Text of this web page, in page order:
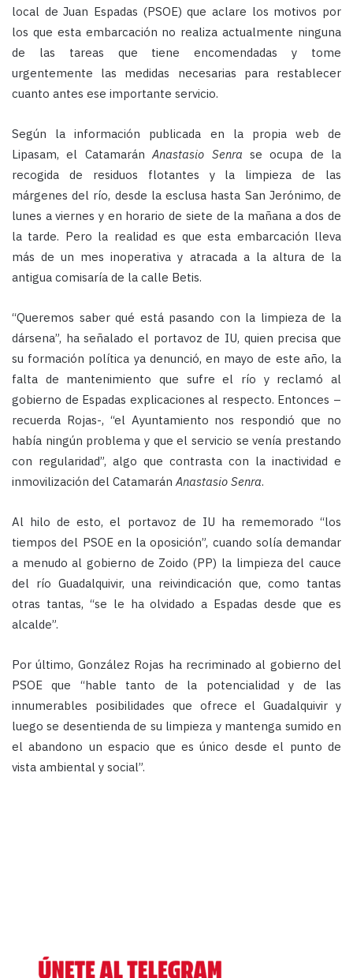
local de Juan Espadas (PSOE) que aclare los motivos por
los que esta embarcación no realiza actualmente ninguna
de las tareas que tiene encomendadas y tome
urgentemente las medidas necesarias para restablecer
cuanto antes ese importante servicio.
Según la información publicada en la propia web de
Lipasam, el CatamaránAnastasio Senra se ocupa de la
recogida de residuos flotantes y la limpieza de las
márgenes del río, desde la esclusa hasta San Jerónimo, de
lunes a viernes y en horario de siete de la mañana a dos de
la tarde. Pero la realidad es que esta embarcación lleva
más de un mes inoperativa y atracada a la altura de la
antigua comisaría de la calle Betis.
“Queremos saber qué está pasando con la limpieza de la
dársena”, ha señalado el portavoz de IU, quien precisa que
su formación política ya denunció, en mayo de este año, la
falta de mantenimiento que sufre el río y reclamó al
gobierno de Espadas explicaciones al respecto. Entonces –
recuerda Rojas-, “el Ayuntamiento nos respondió que no
había ningún problema y que el servicio se venía prestando
con regularidad”, algo que contrasta con la inactividad e
inmovilización del CatamaránAnastasio Senra.
Al hilo de esto, el portavoz de IU ha rememorado “los
tiempos del PSOE en la oposición”, cuando solía demandar
a menudo al gobierno de Zoido (PP) la limpieza del cauce
del río Guadalquivir, una reivindicación que, como tantas
otras tantas, “se le ha olvidado a Espadas desde que es
alcalde”.
Por último, González Rojas ha recriminado al gobierno del
PSOE que “hable tanto de la potencialidad y de las
innumerables posibilidades que ofrece el Guadalquivir y
luego se desentienda de su limpieza y mantenga sumido en
el abandono un espacio que es único desde el punto de
vista ambiental y social”.